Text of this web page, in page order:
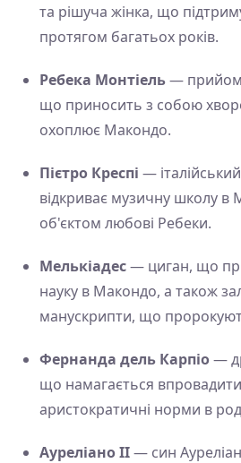
та рішуча жінка, що
протягом багатьох років.
Ребека Монтіель—
що приносить з собою
охоплює Макондо.
Пієтро Креспі —
відкриває музичну школу в
об'єктом любові Ребеки.
Мелькіадес— циган, що
науку в Макондо, а також
манускрипти, що
Фернанда дель Карпіо—
що намагається впровадити
аристократичні норми в
Ауреліано II— син